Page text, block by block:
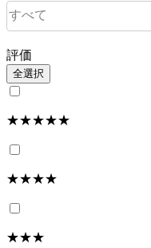
すべて
評価
全選択
★★★★★
★★★★
★★★